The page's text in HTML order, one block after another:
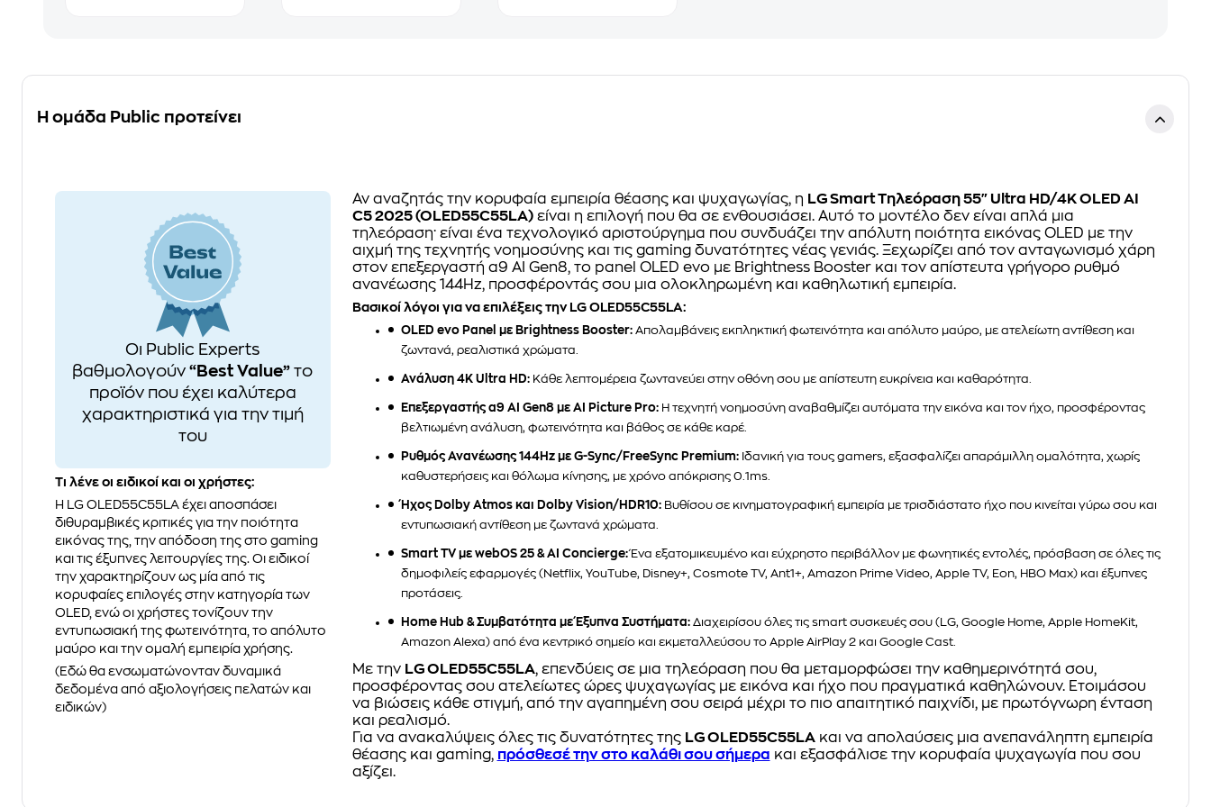
Η ομάδα Public προτείνει
Οι Public Experts
βαθμολογούν“Best Value” το
προϊόν που έχει καλύτερα
χαρακτηριστικά για την τιμή
του
Τι λένε οι ειδικοί και οι χρήστες:
Η LG OLED55C55LA έχει αποσπάσει
διθυραμβικές κριτικές για την ποιότητα
εικόνας της, την απόδοση της στο gaming
και τις έξυπνες λειτουργίες της. Οι ειδικοί
την χαρακτηρίζουν ως μία από τις
κορυφαίες επιλογές στην κατηγορία των
OLED, ενώ οι χρήστες τονίζουν την
εντυπωσιακή της φωτεινότητα, το απόλυτο
μαύρο και την ομαλή εμπειρία χρήσης.
(Εδώ θα ενσωματώνονταν δυναμικά
δεδομένα από αξιολογήσεις πελατών και
ειδικών)
Αν αναζητάς την κορυφαία εμπειρία θέασης και ψυχαγωγίας, η LG Smart Τηλεόραση 55" Ultra HD/4K OLED AI
C5 2025 (OLED55C55LA)είναι η επιλογή που θα σε ενθουσιάσει. Αυτό το μοντέλο δεν είναι απλά μια
τηλεόραση· είναι ένα τεχνολογικό αριστούργημα που συνδυάζει την απόλυτη ποιότητα εικόνας OLED με την
αιχμή της τεχνητής νοημοσύνης και τις gaming δυνατότητες νέας γενιάς. Ξεχωρίζει από τον ανταγωνισμό χάρη
στον επεξεργαστή α9 AI Gen8, το panel OLED evo με Brightness Booster και τον απίστευτα γρήγορο ρυθμό
ανανέωσης 144Hz, προσφέροντάς σου μια ολοκληρωμένη και καθηλωτική εμπειρία.
Βασικοί λόγοι για να επιλέξεις την LG OLED55C55LA:
OLED evo Panel με Brightness Booster:Απολαμβάνεις εκπληκτική φωτεινότητα και απόλυτο μαύρο, με ατελείωτη αντίθεση και
ζωντανά, ρεαλιστικά χρώματα.
Ανάλυση 4K Ultra HD:Κάθε λεπτομέρεια ζωντανεύει στην οθόνη σου με απίστευτη ευκρίνεια και καθαρότητα.
Επεξεργαστής α9 AI Gen8 με AI Picture Pro:Η τεχνητή νοημοσύνη αναβαθμίζει αυτόματα την εικόνα και τον ήχο, προσφέροντας
βελτιωμένη ανάλυση, φωτεινότητα και βάθος σε κάθε καρέ.
Ρυθμός Ανανέωσης 144Hz με G-Sync/FreeSync Premium:Ιδανική για τους gamers, εξασφαλίζει απαράμιλλη ομαλότητα, χωρίς
καθυστερήσεις και θόλωμα κίνησης, με χρόνο απόκρισης 0.1ms.
Ήχος Dolby Atmos και Dolby Vision/HDR10:Βυθίσου σε κινηματογραφική εμπειρία με τρισδιάστατο ήχο που κινείται γύρω σου και
εντυπωσιακή αντίθεση με ζωντανά χρώματα.
Smart TV με webOS 25 & AI Concierge:Ένα εξατομικευμένο και εύχρηστο περιβάλλον με φωνητικές εντολές, πρόσβαση σε όλες τις
δημοφιλείς εφαρμογές (Netflix, YouTube, Disney+, Cosmote TV, Ant1+, Amazon Prime Video, Apple TV, Eon, HBO Max) και έξυπνες
προτάσεις.
Home Hub & Συμβατότητα με Έξυπνα Συστήματα:Διαχειρίσου όλες τις smart συσκευές σου (LG, Google Home, Apple HomeKit,
Amazon Alexa) από ένα κεντρικό σημείο και εκμεταλλεύσου το Apple AirPlay 2 και Google Cast.
Με την LG OLED55C55LA, επενδύεις σε μια τηλεόραση που θα μεταμορφώσει την καθημερινότητά σου,
προσφέροντας σου ατελείωτες ώρες ψυχαγωγίας με εικόνα και ήχο που πραγματικά καθηλώνουν. Ετοιμάσου
να βιώσεις κάθε στιγμή, από την αγαπημένη σου σειρά μέχρι το πιο απαιτητικό παιχνίδι, με πρωτόγνωρη ένταση
και ρεαλισμό.
Για να ανακαλύψεις όλες τις δυνατότητες της LG OLED55C55LAκαι να απολαύσεις μια ανεπανάληπτη εμπειρία
θέασης και gaming, πρόσθεσέ την στο καλάθι σου σήμερα και εξασφάλισε την κορυφαία ψυχαγωγία που σου
αξίζει.